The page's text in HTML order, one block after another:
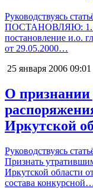
Руководствуясь
ПОСТАНОВЛЯЮ: 1.
постановление и.о.
от 29.05.2000…
25 января 2006 09:01
О
Иркутской
Руководствуясь
Признать
Иркутской области
состава